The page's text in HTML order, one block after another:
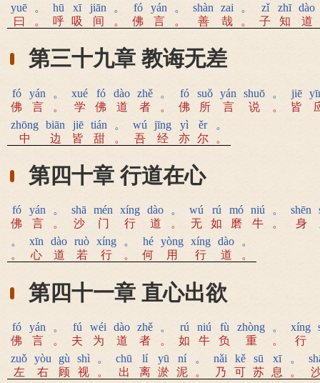
yuē
曰
。
。
hū
呼
xī
吸
jiān
间
。
。
fó
佛
yán
言
。
。
shàn
善
zai
哉
。
。
zǐ
子
zhī
知
dào
道
第三十九章 教诲无差
fó
佛
yán
言
。
。
xué
学
fó
佛
dào
道
zhě
者
。
。
fó
佛
suǒ
所
yán
言
shuō
说
。
。
jiē
皆
zhōng
中
biān
边
jiē
皆
tián
甜
。
。
wú
吾
jīng
经
yì
亦
ěr
尔
。
。
第四十章 行道在心
fó
佛
yán
言
。
。
shā
沙
mén
门
xíng
行
dào
道
。
。
wú
无
rú
如
mó
磨
niú
牛
。
。
shēn
身
。
。
xīn
心
dào
道
ruò
若
xíng
行
。
。
hé
何
yòng
用
xíng
行
dào
道
。
。
第四十一章 直心出欲
fó
佛
yán
言
。
。
fú
夫
wéi
为
dào
道
zhě
者
。
。
rú
如
niú
牛
fù
负
zhòng
重
。
。
xíng
行
zuǒ
左
yòu
右
gù
顾
shì
视
。
。
chū
出
lí
离
yū
淤
ní
泥
。
。
nǎi
乃
kě
可
sū
苏
xī
息
。
。